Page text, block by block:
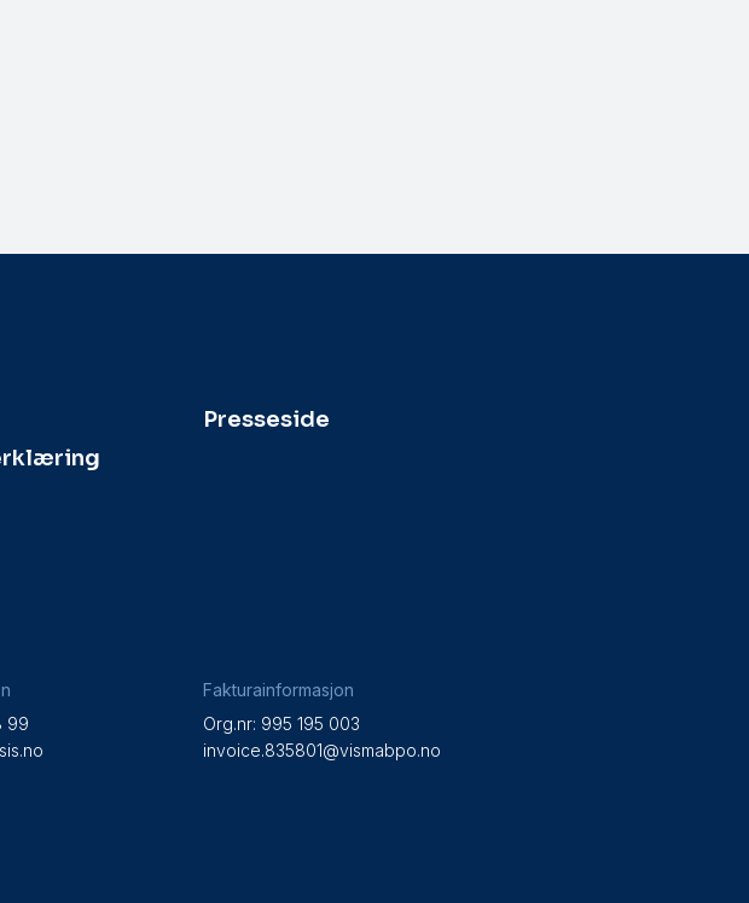
Presseside
99
Fakturainformasjon
Org.nr: 995 195 003
invoice.835801@vismabpo.no